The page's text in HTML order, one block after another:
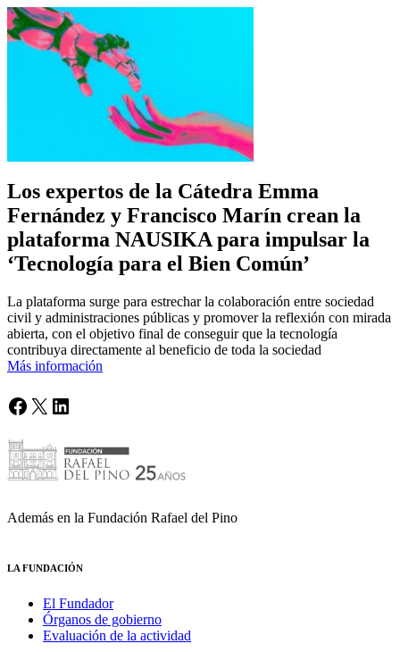
Los expertos de la Cátedra Emma
Fernández y Francisco Marín crean la
plataforma NAUSIKA para impulsar la
‘Tecnología para el Bien Común’
La plataforma surge para estrechar la colaboración entre sociedad
civil y administraciones públicas y promover la reflexión con mirada
abierta, con el objetivo final de conseguir que la tecnología
contribuya directamente al beneficio de toda la sociedad
Más información
Facebook
X LinkedIn
Además en la Fundación Rafael del Pino
LA FUNDACIÓN
El Fundador
Órganos de gobierno
Evaluación de la actividad